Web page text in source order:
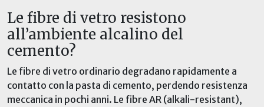
Le fibre di vetro resistono
all’ambiente alcalino del
cemento?
Le fibre di vetro ordinario degradano rapidamente a
contatto con la pasta di cemento, perdendo resistenza
meccanica in pochi anni. Le fibre AR (alkali-resistant),